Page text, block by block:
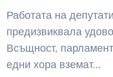
Работата на
предизвиквала
Всъщност,
едни хора вземат...